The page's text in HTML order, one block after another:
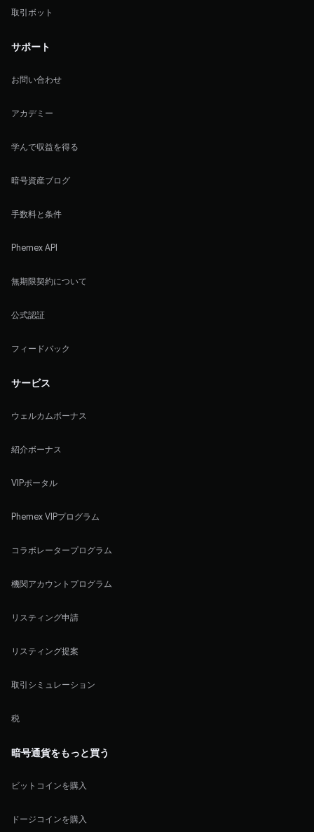
取引ボット
サポート
お問い合わせ
アカデミー
学んで収益を得る
暗号資産ブログ
手数料と条件
Phemex API
無期限契約について
公式認証
フィードバック
サービス
ウェルカムボーナス
紹介ボーナス
VIPポータル
Phemex VIPプログラム
コラボレータープログラム
機関アカウントプログラム
リスティング申請
リスティング提案
取引シミュレーション
税
暗号通貨をもっと買う
ビットコインを購入
ドージコインを購入